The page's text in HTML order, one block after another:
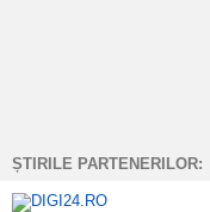
ȘTIRILE PARTENERILOR: